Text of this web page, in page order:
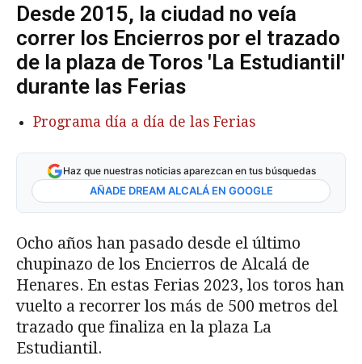
Desde 2015, la ciudad no veía
correr los Encierros por el trazado
de la plaza de Toros 'La Estudiantil'
durante las Ferias
Programa día a día de las Ferias
Haz que nuestras noticias aparezcan en tus búsquedas
AÑADE DREAM ALCALÁ EN GOOGLE
Ocho años han pasado desde el último
chupinazo de los Encierros de Alcalá de
Henares. En estas Ferias 2023, los toros han
vuelto a recorrer los más de 500 metros del
trazado que finaliza en la plaza La
Estudiantil.